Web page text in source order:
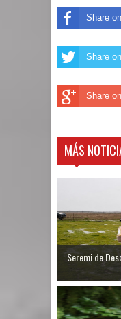
Share
Share
Share
MÁS
Seremi de